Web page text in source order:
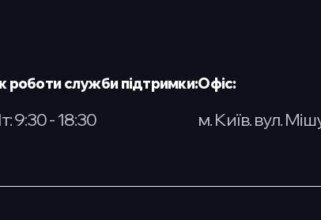
роботи служби підтримки:
9:30 - 18:30
Офіс:
м. Київ. вул.